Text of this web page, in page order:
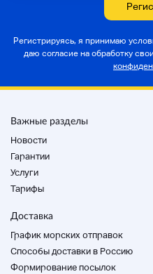
Регистрируясь, я принимаю
даю согласие на обработку
Важные разделы
Новости
Гарантии
Услуги
Тарифы
Доставка
График морских отправок
Способы доставки в Россию
Формирование посылок